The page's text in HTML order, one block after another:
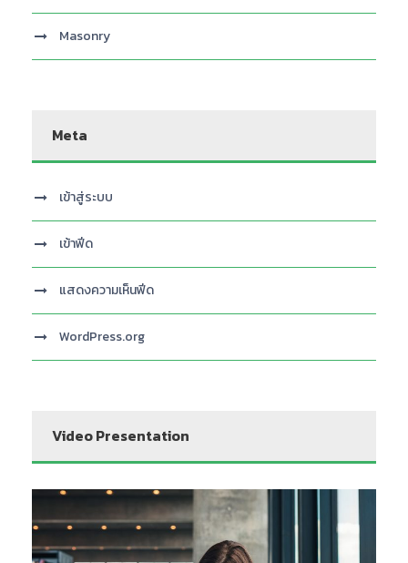
Masonry
Meta
เข้าสู่ระบบ
เข้าฟีด
แสดงความเห็นฟีด
WordPress.org
Video Presentation